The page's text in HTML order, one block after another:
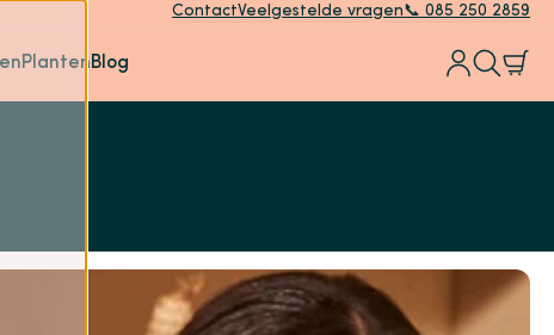
ContactVeelgestelde vragen📞 085 250 2859
PlantenBlog